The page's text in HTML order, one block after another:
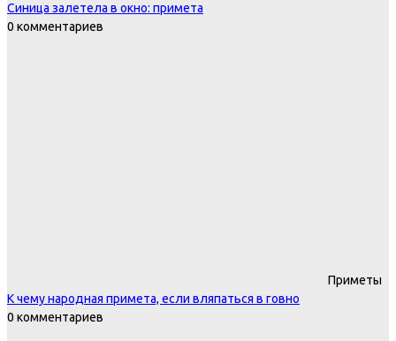
Синица залетела в окно: примета
0 комментариев
Приметы
К чему народная примета, если вляпаться в говно
0 комментариев